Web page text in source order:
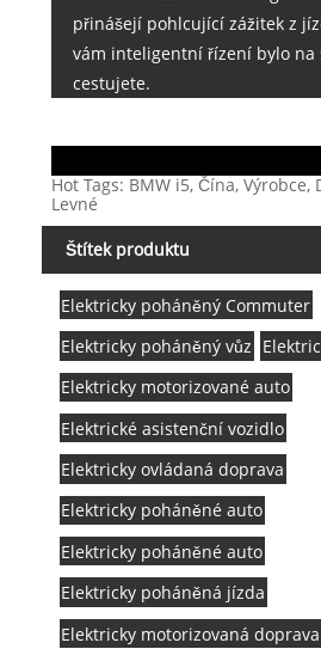
přinášejí pohlcující zážitek z
vám inteligentní řízení bylo na
cestujete.
Hot Tags: BMW i5, Čína, Výrobce,
Levné
Štítek produktu
Elektricky poháněný Commuter
Elektricky poháněný vůz
Elektricky motorizované auto
Elektrické asistenční vozidlo
Elektricky ovládaná doprava
Elektricky poháněné auto
Elektricky poháněné auto
Elektricky poháněná jízda
Elektricky motorizovaná doprava